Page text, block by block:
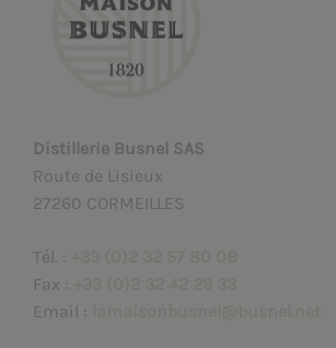
Distillerie Busnel SAS
Route de Lisieux
27260 CORMEILLES
Tél. :
Fax :
Email :